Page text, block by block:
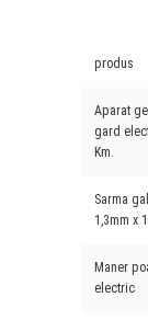
produs
Aparat
gard
Km.
Sarma
1,3mm x
Maner
electric